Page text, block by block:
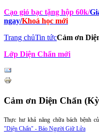
Cạo gió bạc tặng hộp 60k/
ngay/Khoá học mới
Trang chủTin tứcCảm ơn
Lớp Diện Chẩn mới
Cảm ơn Diện Chẩn
Thực hư khả năng chữa bách bệnh
"Diện Chẩn" - Báo Người Giữ Lửa